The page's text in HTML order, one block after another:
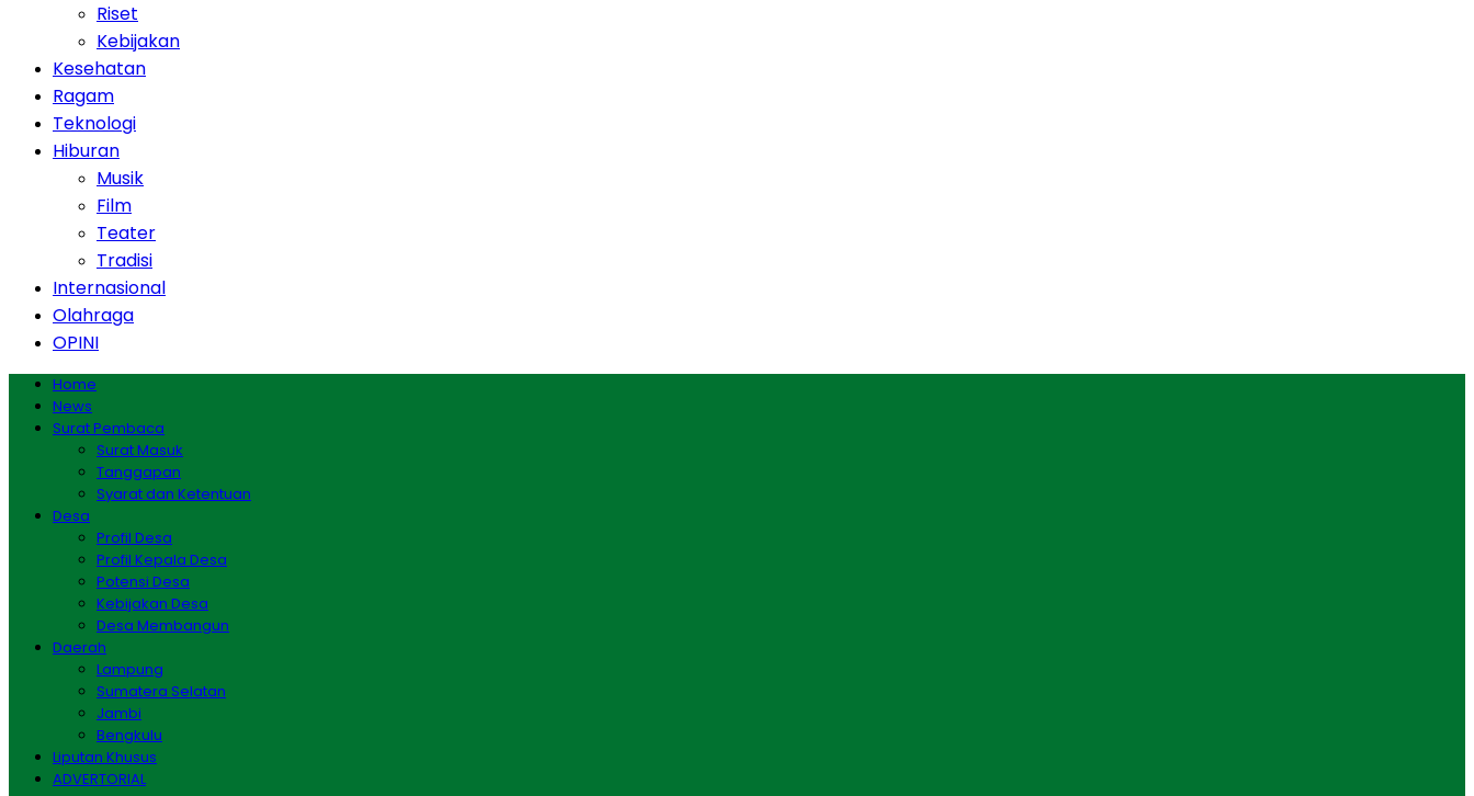
Riset
Kebijakan
Kesehatan
Ragam
Teknologi
Hiburan
Musik
Film
Teater
Tradisi
Internasional
Olahraga
OPINI
Home
News
Surat Pembaca
Surat Masuk
Tanggapan
Syarat dan Ketentuan
Desa
Profil Desa
Profil Kepala Desa
Potensi Desa
Kebijakan Desa
Desa Membangun
Daerah
Lampung
Sumatera Selatan
Jambi
Bengkulu
Liputan Khusus
ADVERTORIAL